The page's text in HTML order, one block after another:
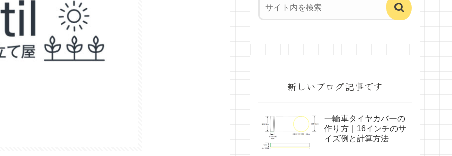
新しいブログ記事です
一輪車タイヤカバーの
作り方｜16インチのサ
イズ例と計算方法